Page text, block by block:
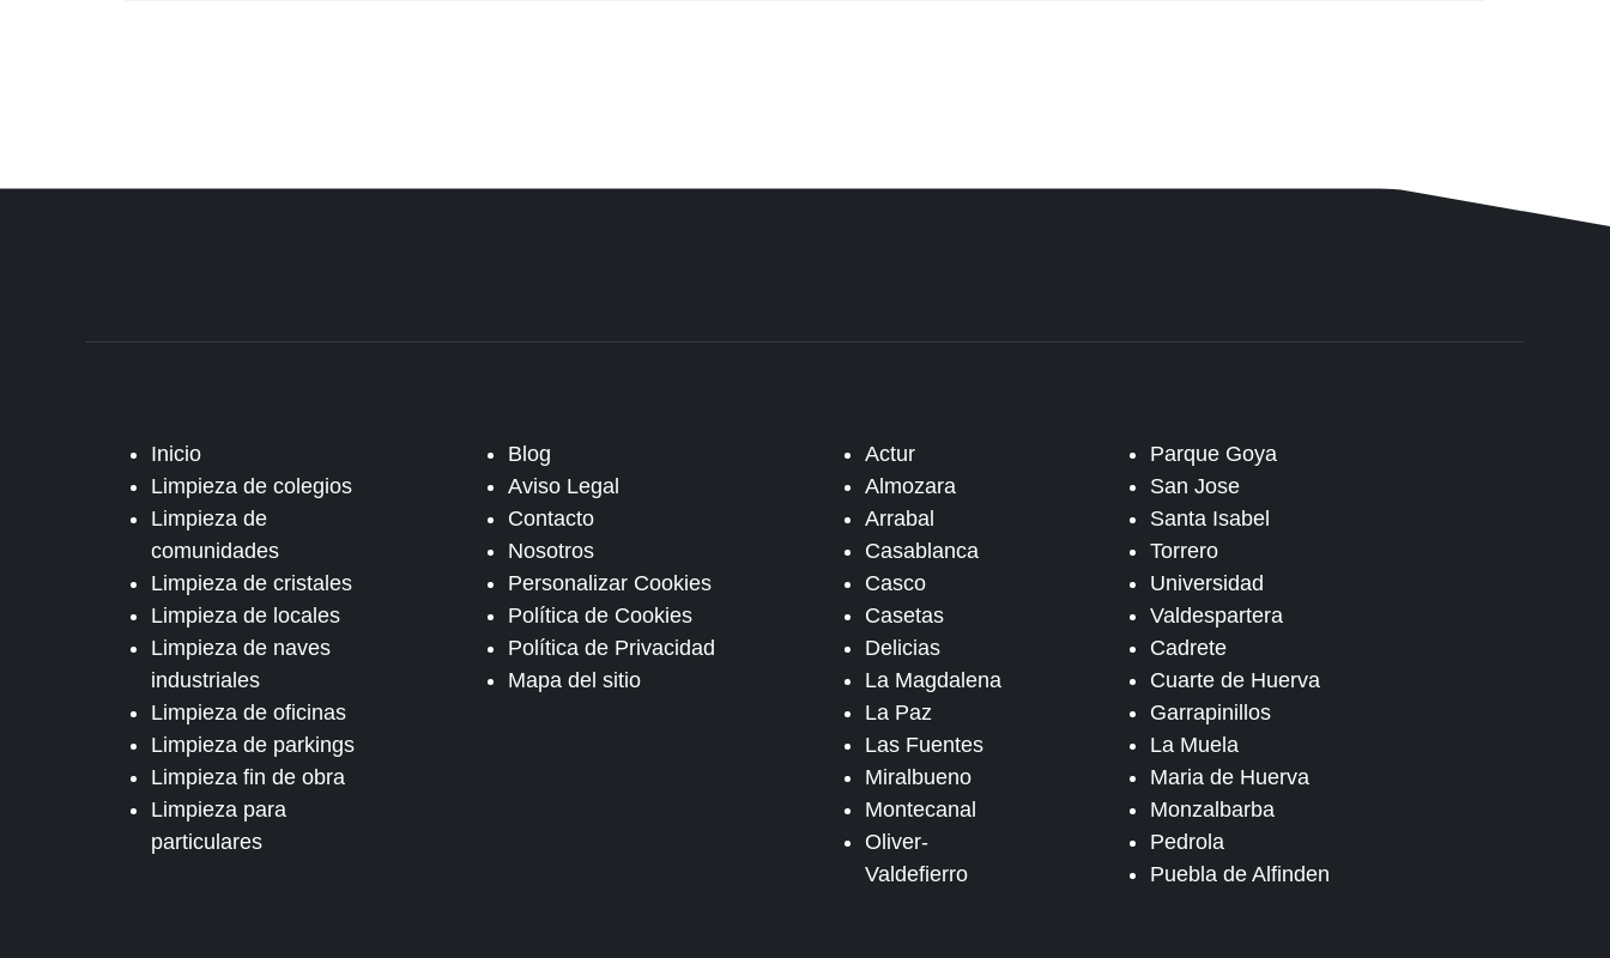
Inicio
Limpieza de colegios
Limpieza de
comunidades
Limpieza de cristales
Limpieza de locales
Limpieza de naves
industriales
Limpieza de oficinas
Limpieza de parkings
Limpieza fin de obra
Limpieza para
particulares
Blog
Aviso Legal
Contacto
Nosotros
Personalizar Cookies
Política de Cookies
Política de Privacidad
Mapa del sitio
Actur
Almozara
Arrabal
Casablanca
Casco
Casetas
Delicias
La Magdalena
La Paz
Las Fuentes
Miralbueno
Montecanal
Oliver-
Valdefierro
Parque Goya
San Jose
Santa Isabel
Torrero
Universidad
Valdespartera
Cadrete
Cuarte de Huerva
Garrapinillos
La Muela
Maria de Huerva
Monzalbarba
Pedrola
Puebla de Alfinden